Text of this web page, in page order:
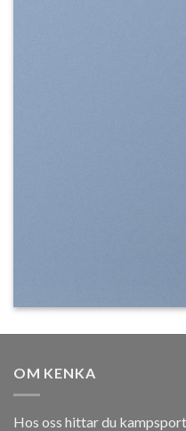
OM KENKA
Hos oss hittar du